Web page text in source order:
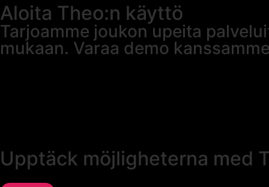
Aloita Theo:n käyttö
Tarjoamme joukon upeita
mukaan. Varaa demo
Upptäck möjligheterna med